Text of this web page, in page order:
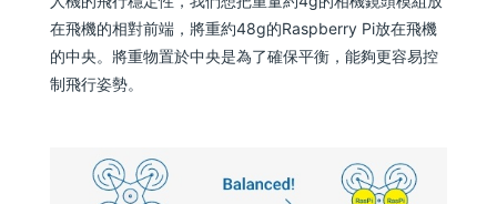
在飛機的相對前端，將重約48g的Raspberry Pi放在飛機
的中央。將重物置於中央是為了確保平衡，能夠更容易控
制飛行姿勢。